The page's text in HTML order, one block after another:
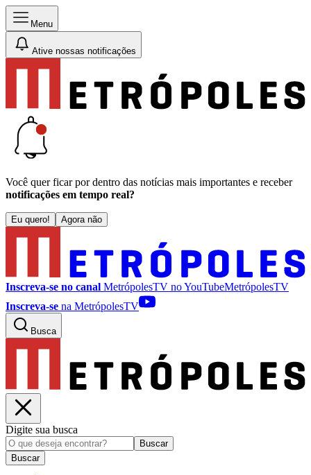
Menu
Ative nossas notificações
Você quer ficar por dentro das notícias mais importantes e receber
notificações em tempo real?
Eu quero! Agora não
Inscreva-se no canal MetrópolesTV noYouTubeMetrópolesTV
Inscreva-se na MetrópolesTV
Busca
Digite sua busca
Buscar
Buscar